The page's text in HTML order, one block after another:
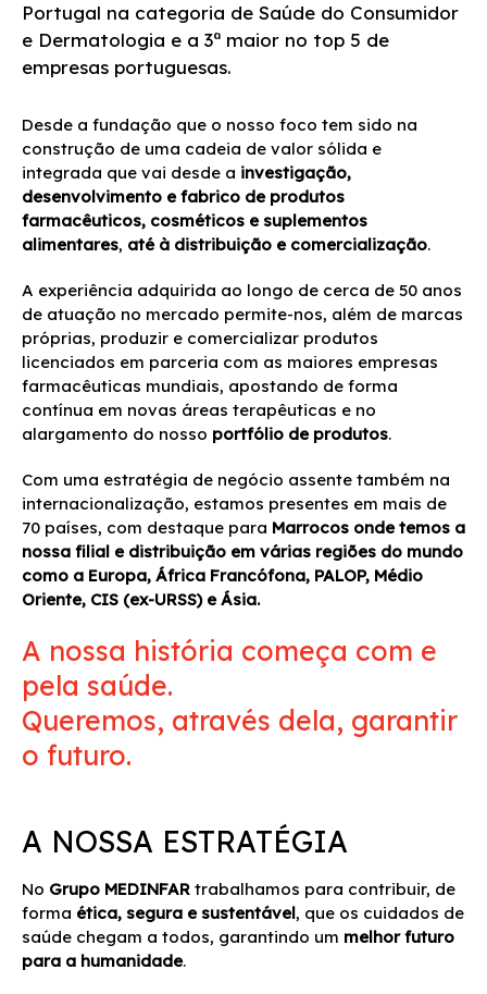
Portugal na categoria de Saúde do Consumidor
e Dermatologia e a 3ª maior no top 5 de
empresas portuguesas.
Desde a fundação que o nosso foco tem sido na
construção de uma cadeia de valor sólida e
integrada que vai desde a investigação,
desenvolvimento e fabrico de produtos
farmacêuticos, cosméticos e suplementos
alimentares, até à distribuição e comercialização.
A experiência adquirida ao longo de cerca de 50 anos
de atuação no mercado permite-nos, além de marcas
próprias, produzir e comercializar produtos
licenciados em parceria com as maiores empresas
farmacêuticas mundiais, apostando de forma
contínua em novas áreas terapêuticas e no
alargamento do nosso portfólio de produtos.
Com uma estratégia de negócio assente também na
internacionalização, estamos presentes em mais de
70 países, com destaque para Marrocos onde temos a
nossa filial e distribuição em várias regiões do mundo
como a Europa, África Francófona, PALOP, Médio
Oriente, CIS (ex-URSS) e Ásia.
A nossa história começa com e
pela saúde.
Queremos, através dela, garantir
o futuro.
A NOSSA ESTRATÉGIA
No Grupo MEDINFAR trabalhamos para contribuir, de
forma ética, segura e sustentável, que os cuidados de
saúde chegam a todos, garantindo um melhor futuro
para a humanidade.